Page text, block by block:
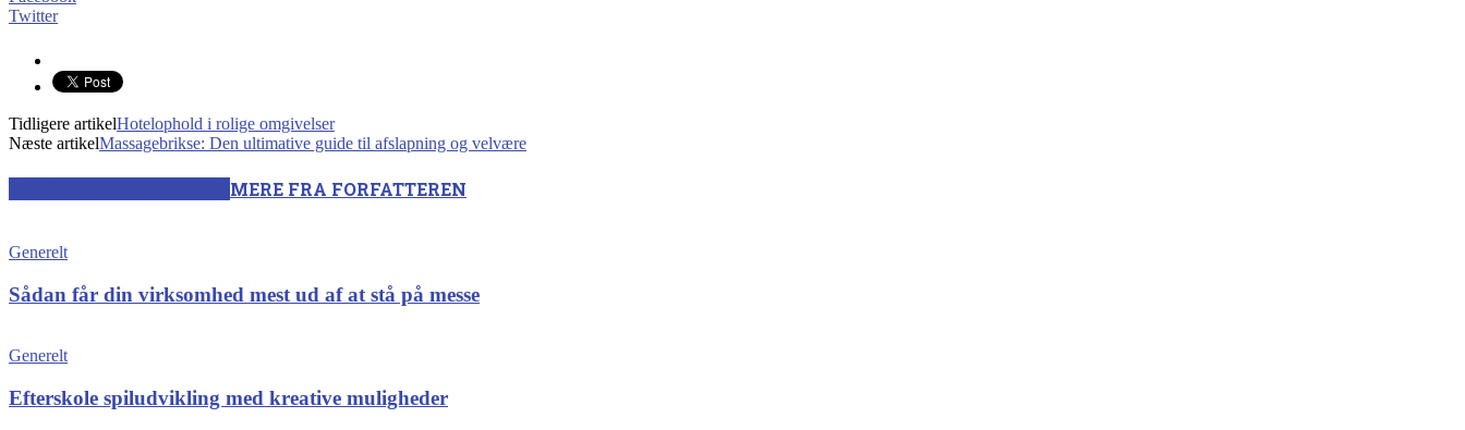
Twitter
Tidligere artikelHotelophold i rolige omgivelser
Næste artikelMassagebrikse: Den ultimative guide til afslapning og velvære
MERE FRA FORFATTEREN
Generelt
Sådan får din virksomhed mest ud af at stå på messe
Generelt
Efterskole spiludvikling med kreative muligheder